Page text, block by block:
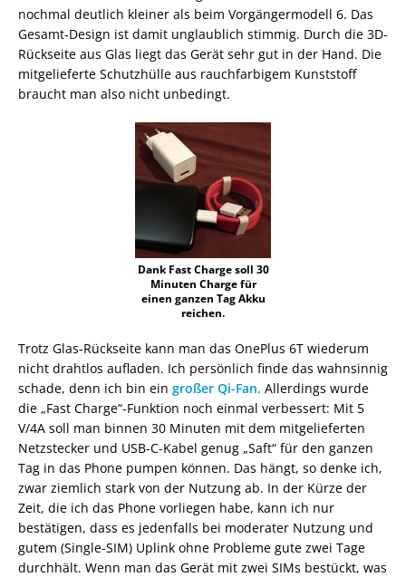
nochmal deutlich kleiner als beim Vorgängermodell 6. Das
Gesamt-Design ist damit unglaublich stimmig. Durch die 3D-
Rückseite aus Glas liegt das Gerät sehr gut in der Hand. Die
mitgelieferte Schutzhülle aus rauchfarbigem Kunststoff
braucht man also nicht unbedingt.
Dank Fast Charge soll 30
Minuten Charge für
einen ganzen Tag Akku
reichen.
Trotz Glas-Rückseite kann man das OnePlus 6T wiederum
nicht drahtlos aufladen. Ich persönlich finde das wahnsinnig
schade, denn ich bin ein großer Qi-Fan. Allerdings wurde
die „Fast Charge“-Funktion noch einmal verbessert: Mit 5
V/4A soll man binnen 30 Minuten mit dem mitgelieferten
Netzstecker und USB-C-Kabel genug „Saft“ für den ganzen
Tag in das Phone pumpen können. Das hängt, so denke ich,
zwar ziemlich stark von der Nutzung ab. In der Kürze der
Zeit, die ich das Phone vorliegen habe, kann ich nur
bestätigen, dass es jedenfalls bei moderater Nutzung und
gutem (Single-SIM) Uplink ohne Probleme gute zwei Tage
durchhält. Wenn man das Gerät mit zwei SIMs bestückt, was